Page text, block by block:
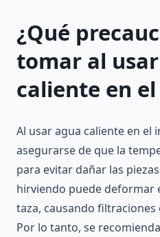
¿Qué
tomar al
caliente en
Al usar agua caliente en el
asegurarse de que la
para evitar dañar las
hirviendo puede deformar
taza, causando
Por lo tanto, se